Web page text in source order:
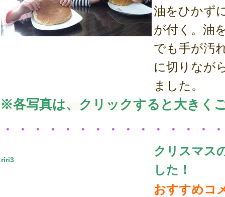
油をひかず
が付く。油
でも手が汚
に切りなが
ました。
※各写真は、クリックすると大きく
・・・・・・・・・・・・・・
riri3
クリスマス
した！
おすすめコ